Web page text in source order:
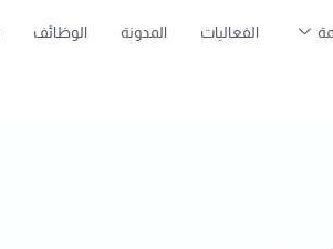
الفعاليات المدونة الوظائف